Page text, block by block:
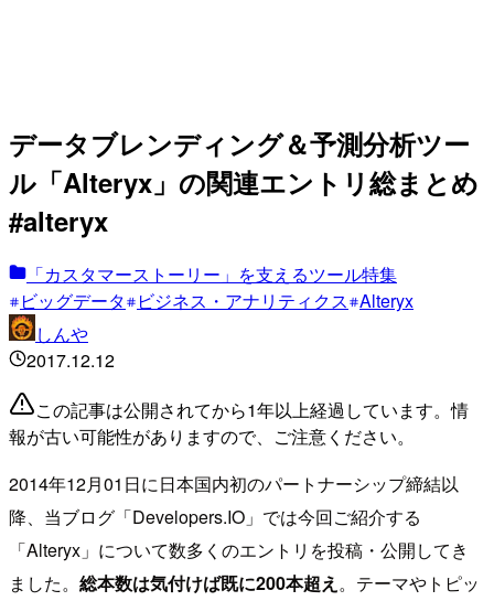
データブレンディング＆予測分析ツー
ル「Alteryx」の関連エントリ総まとめ
#alteryx
「カスタマーストーリー」を支えるツール特集
ビッグデータ
ビジネス・アナリティクス Alteryx
しんや
2017.12.12
この記事は公開されてから1年以上経過しています。情
報が古い可能性がありますので、ご注意ください。
2014年12月01日に日本国内初のパートナーシップ締結以
降、当ブログ「Developers.IO」では今回ご紹介する
「Alteryx」について数多くのエントリを投稿・公開してき
ました。 総本数は気付けば既に200本超え 。テーマやトピッ